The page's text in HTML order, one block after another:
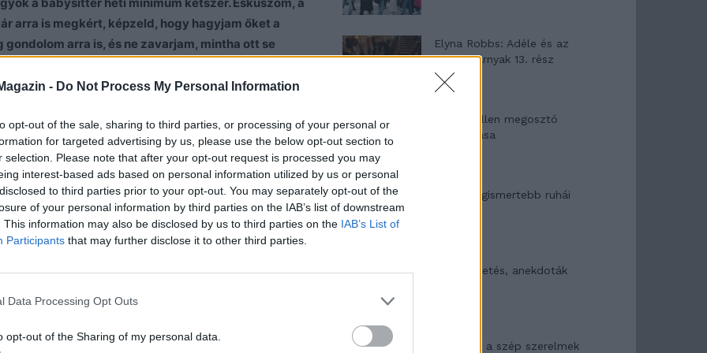
- Do Not Process My Personal Information
opt-out of the sale, sharing to third parties, or processing of your personal or
for targeted advertising by us, please use the below opt-out section to
selection. Please note that after your opt-out request is processed you may
interest-based ads based on personal information utilized by us or personal
to third parties prior to your opt-out. You may separately opt-out of the
of your personal information by third parties on the IAB’s list of downstream
This information may also be disclosed by us to third parties on the IAB’s List of
Participants that may further disclose it to other third parties.
Data Processing Opt Outs
opt-out of the Sharing of my personal data.
arra is megkért, képzeld, hogy hagyjam őket a
arra is, és ne zavarjam, mintha ott se
nekik azzal, hogy besokalltam? Te képes lennél
nincs még unokád. Egyébként a kis Csipet
tudom lekötni este. Megfürdetem,
szopizik rég! Tápszert kap, így könnyebb vele,
ember vagyok? Már nincs időm magamra, de
Persze, hogy próbáltam megbeszélni a
Egyszer már azt hazudtam, hogy beteg vagyok.
de nem is merek belegondolni. Épp
nálam. Hogy mondjam meg neki, hogy nem
nem fogja megérteni. Ne idegelj már szét! Jó
alkalmazkodjon! És különben is ez csak
lenni, és nem ingyenes bébicsősz, akit bármikor ki
No, akkor nagy veszekedés és sértődés lesz…
a méregtől. Lassan már utálni fogok hozzájuk
Elyna Robbs: Adéle és az
örökölt árnyak 13. rész
Woody Allen megosztó
zsenialitása
A világ legismertebb ruhái
Nyár, nevetés, anekdoták
Panna és a szép szerelmek